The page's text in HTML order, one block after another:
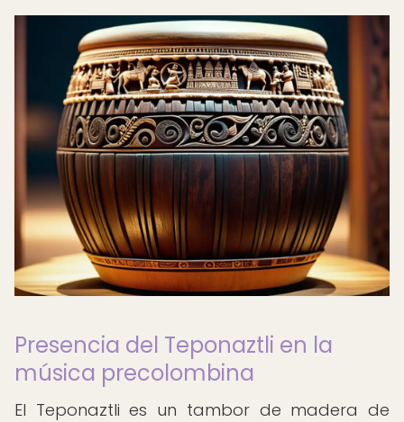
Presencia del Teponaztli en la
música precolombina
El Teponaztli es un tambor de madera de